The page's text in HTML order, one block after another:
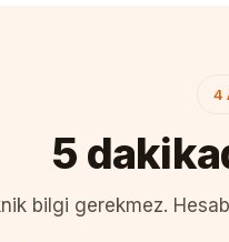
4
5
bilgi gerekmez.